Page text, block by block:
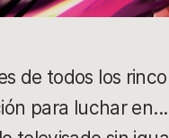
de todos los
para luchar